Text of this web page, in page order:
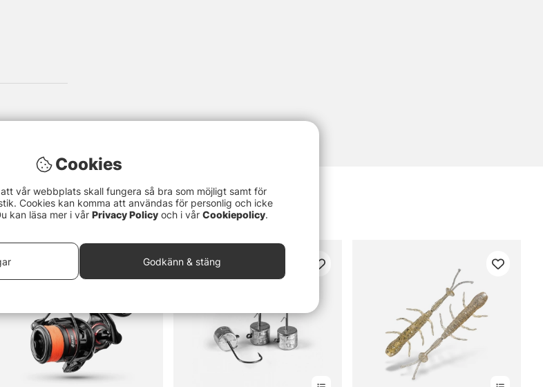
Cookies
vår webbplats skall fungera så bra som möjligt samt för
Cookies kan komma att användas för personlig och icke
kan läsa mer i vår Privacy Policy och i vår Cookiepolicy.
Godkänn & stäng